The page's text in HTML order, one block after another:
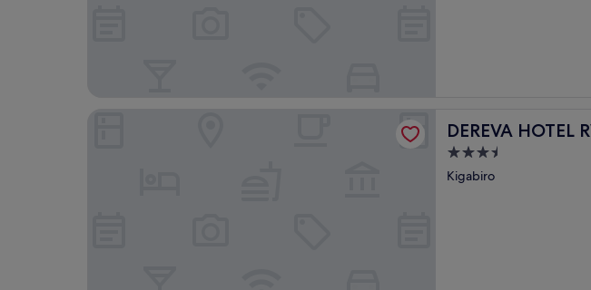
DEREVA HOTEL
DEREVA HOTEL
3.5-
Sterne-
Kigabiro